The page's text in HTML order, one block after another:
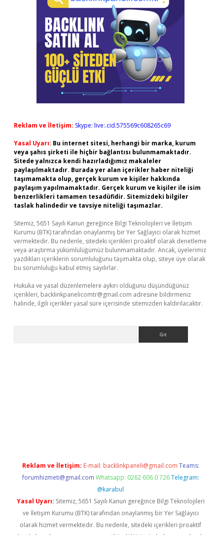
Reklam ve İletişim: Skype: live:.cid.575569c608265c69
Yasal Uyarı: Bu internet sitesi, herhangi bir marka, kurum
veya şahıs şirketi ile hiçbir bağlantısı bulunmamaktadır.
Sitede yalnızca kendi hazırladığımız makaleler
paylaşılmaktadır. Burada yer alan içerikler haber niteliği
taşımamakta olup, gerçek kurum ve kişiler hakkında
paylaşım yapılmamaktadır. Gerçek kurum ve kişiler ile isim
benzerlikleri tamamen tesadüfidir. Sitemizdeki bilgiler
taslak halindedir ve tavsiye niteliği taşımazlar.
Sitemiz, 5651 Sayılı Kanun gereğince Bilgi Teknolojileri ve İletişim
Kurumu (BTK) tarafından onaylanmış bir Yer Sağlayıcı olarak hizmet
vermektedir. Bu nedenle, sitedeki içerikleri proaktif olarak denetleme
veya araştırma yükümlülüğümüz bulunmamaktadır. Ancak, üyelerimiz
yazdıkları içeriklerin sorumluluğunu taşımakta olup, siteye üye olarak
bu sorumluluğu kabul etmiş sayılırlar.
Hukuka ve yasal düzenlemelere aykırı olduğunu düşündüğünüz
içerikleri, backlinkpanelicomtr@gmail.com adresine bildirmeniz
halinde, ilgili içerikler yasal süre içerisinde sitemizden kaldırılacaktır.
Reklam ve İletişim: E-mail: backlinkpaneli@gmail.com Teams:
forumhizmeti@gmail.com Whatsapp: 0262 606 0 726 Telegram:
@karabul
Yasal Uyarı: Sitemiz, 5651 Sayılı Kanun gereğince Bilgi Teknolojileri
ve İletişim Kurumu (BTK) tarafından onaylanmış bir Yer Sağlayıcı
olarak hizmet vermektedir. Bu nedenle, sitedeki içerikleri proaktif